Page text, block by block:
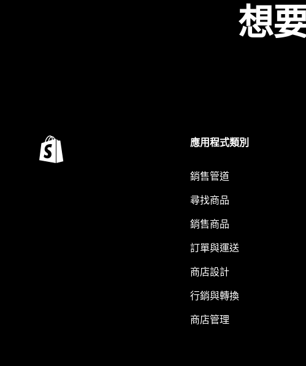
想
應用程式類別
銷售管道
尋找商品
銷售商品
訂單與運送
商店設計
行銷與轉換
商店管理